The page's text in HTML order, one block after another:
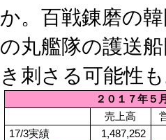
か。百戦錬磨の
の丸艦隊の護送
き刺さる可能性
２０１７年５
売上高
17/3実績 1,487,252